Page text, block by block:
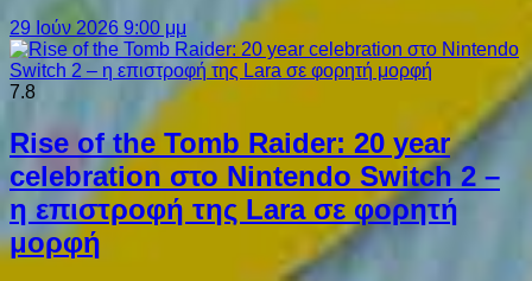
29 Ιούν 2026 9:00 μμ
7.8
Rise of the Tomb Raider: 20 year
celebration στο Nintendo Switch 2 –
η επιστροφή της Lara σε φορητή
μορφή